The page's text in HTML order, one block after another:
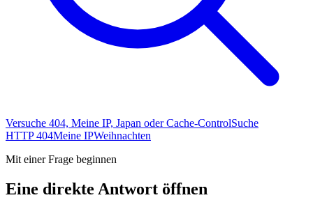
Versuche 404, Meine IP, Japan oder Cache-ControlSuche
HTTP 404Meine IPWeihnachten
Mit einer Frage beginnen
Eine direkte Antwort öffnen